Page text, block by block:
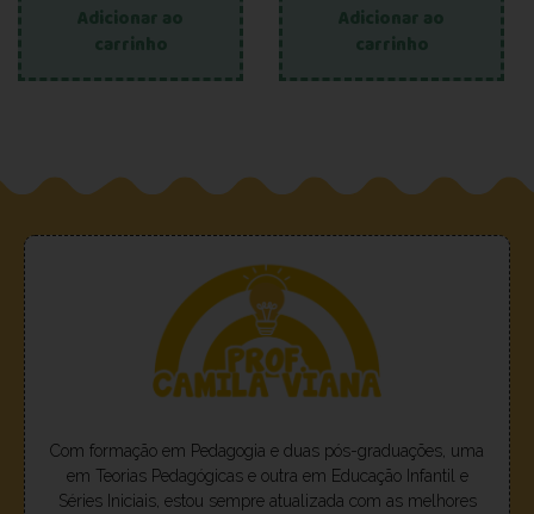
Adicionar ao
carrinho
Adicionar ao
carrinho
Com formação em Pedagogia e duas pós-graduações, uma
em Teorias Pedagógicas e outra em Educação Infantil e
Séries Iniciais, estou sempre atualizada com as melhores